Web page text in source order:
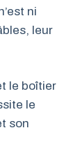
ni
leur
le boîtier
le
son